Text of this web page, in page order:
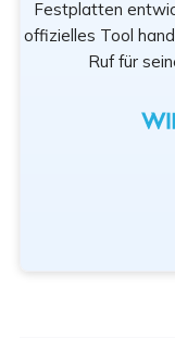
Festplatten
offizielles Tool
Ruf für